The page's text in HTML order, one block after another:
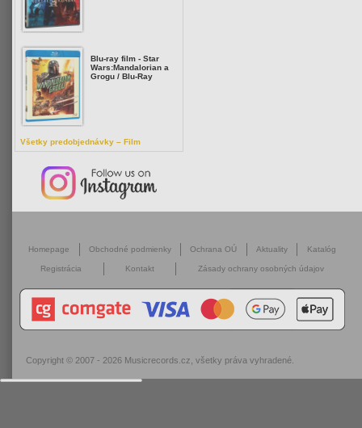
Blu-ray film - Star
Wars:Mandalorian a
Grogu / Blu-Ray
Všetky predobjednávky – Film
Homepage Obchodné podmienky Ochrana OÚ Aktuality Katalóg
Registrácia Kontakt Zásady ochrany osobných údajov
Copyright © 2007 - 2026 Musicrecords.cz , všetky práva vyhradené.